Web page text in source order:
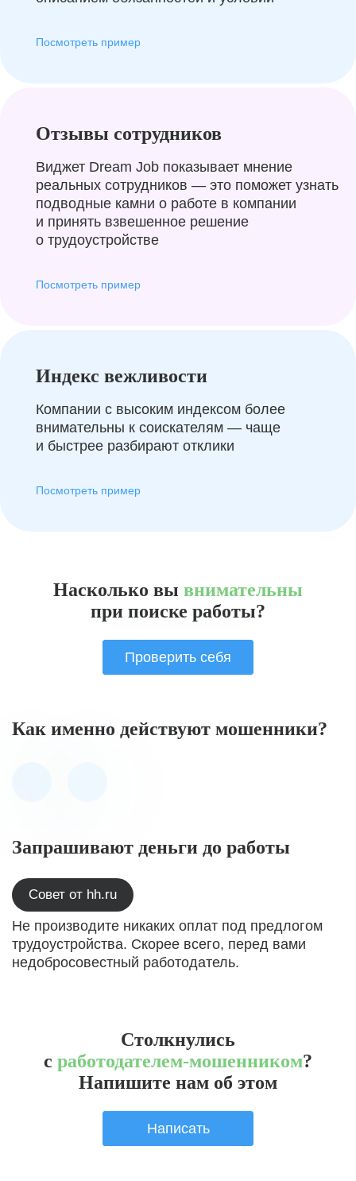
Посмотреть пример
Отзывы сотрудников
Виджет Dream Job показывает мнение
реальных сотрудников — это поможет узнать
подводные камни о работе в компании
и принять взвешенное решение
о трудоустройстве
Посмотреть пример
Индекс вежливости
Компании с высоким индексом более
внимательны к соискателям — чаще
и быстрее разбирают отклики
Посмотреть пример
Насколько вы внимательны
при поиске работы?
Проверить себя
Как именно действуют мошенники?
Запрашивают деньги до работы
Совет от hh.ru
Не производите никаких оплат под предлогом
трудоустройства. Скорее всего, перед вами
недобросовестный работодатель.
Столкнулись
с работодателем-мошенником?
Напишите нам об этом
Написать